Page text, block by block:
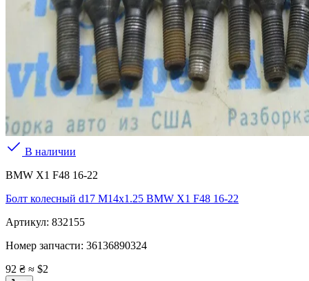
В наличии
BMW X1 F48 16-22
Болт колесный d17 M14x1.25 BMW X1 F48 16-22
Артикул: 832155
Номер запчасти: 36136890324
92 ₴ ≈ $2